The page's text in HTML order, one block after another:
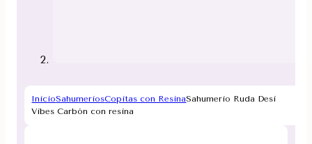
InicioSahumeriosCopitas con ResinaSahumerio Ruda Desi
Vibes Carbón con resina